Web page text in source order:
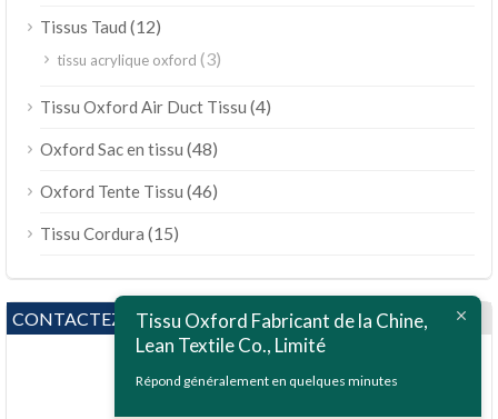
Tissus Taud (12)
tissu acrylique oxford (3)
Tissu Oxford Air Duct Tissu (4)
Oxford Sac en tissu (48)
Oxford Tente Tissu (46)
Tissu Cordura (15)
CONTACTEZ NOUSTissu Oxford Fabricant de la Chine,
Lean Textile Co., Limité
Répond généralement en quelques minutes